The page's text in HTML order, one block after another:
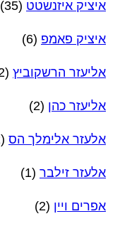
איציק איזנשטט (35)
איציק פאמפ (6)
אליעזר הרשקוביץ (2)
אליעזר כהן (2)
אלעזר אלימלך הס (2)
אלעזר זילבר (1)
אפרים ויין (2)